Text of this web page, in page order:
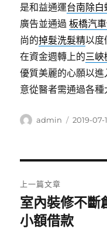
是和益通運台南除白
廣告並通過板橋汽
尚的掉髮洗髮精以度
在資金週轉上的三峽
優質美麗的心願以進
意從醫者需通過各
作
admin
發
2019-07-
章
導
上一篇文章
上
一
室內裝修不斷
小額借款